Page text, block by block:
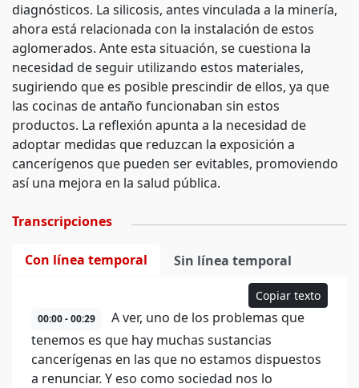
diagnósticos. La silicosis, antes vinculada a la minería,
ahora está relacionada con la instalación de estos
aglomerados. Ante esta situación, se cuestiona la
necesidad de seguir utilizando estos materiales,
sugiriendo que es posible prescindir de ellos, ya que
las cocinas de antaño funcionaban sin estos
productos. La reflexión apunta a la necesidad de
adoptar medidas que reduzcan la exposición a
cancerígenos que pueden ser evitables, promoviendo
así una mejora en la salud pública.
Transcripciones
Con línea temporal Sin línea temporal
Copiar texto
00:00 - 00:29
A ver, uno de los problemas que
tenemos es que hay muchas sustancias
cancerígenas en las que no estamos dispuestos
a renunciar. Y eso como sociedad nos lo